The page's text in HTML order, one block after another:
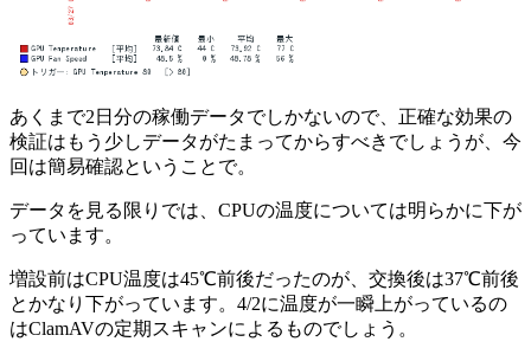
あくまで2日分の稼働データでしかないので、正確な効果の
検証はもう少しデータがたまってからすべきでしょうが、今
回は簡易確認ということで。
データを見る限りでは、CPUの温度については明らかに下が
っています。
増設前はCPU温度は45℃前後だったのが、交換後は37℃前後
とかなり下がっています。4/2に温度が一瞬上がっているの
はClamAVの定期スキャンによるものでしょう。